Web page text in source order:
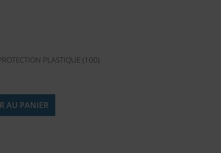
PLASTIQUE (100)
AU PANIER